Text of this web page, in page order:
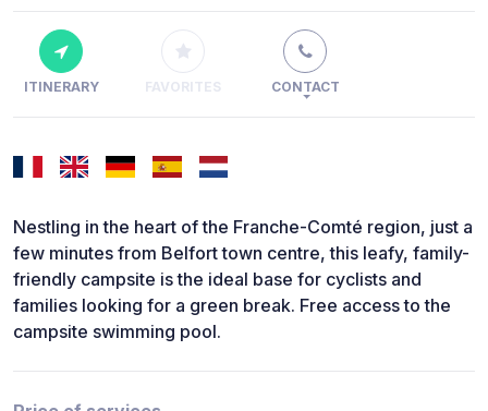
ITINERARY FAVORITES CONTACT
Nestling in the heart of the Franche-Comté region, just a
few minutes from Belfort town centre, this leafy, family-
friendly campsite is the ideal base for cyclists and
families looking for a green break. Free access to the
campsite swimming pool.